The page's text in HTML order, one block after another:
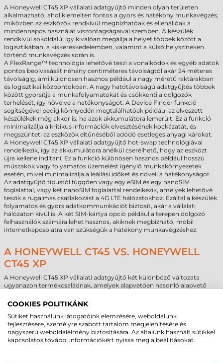
A Honeywell CT45 XP vállalati adatgyűjtő minden olyan területen
alkalmazható, ahol kiemelten fontos a gyors és hatékony munkavégzés,
miközben az eszközök rendkívül megbízhatóak és ellenállóak a
mindennapos használat viszontagságaival szemben. A készülék
rendkívül sokoldalú, így kiválóan megállja a helyét többek között a
logisztikában, a kiskereskedelemben, valamint a külső helyszíneken
történő munkavégzés során is.
A FlexRange™ technológia lehetővé teszi a vonalkódok és egyéb adatok
pontos beolvasását néhány centiméteres távolságtól akár 24 méteres
távolságig, ami különösen hasznos például a nagy méretű raktárakban
és logisztikai központokban. A nagy hatótávolságú adatgyűjtés többek
között gyorsítja a munkafolyamatokat és csökkenti a dolgozók
terhelését, így növelve a hatékonyságot. A Device Finder funkció
segítségével pedig könnyedén megtalálhatóak például az elveszett
készülékek még akkor is, ha azok akkumulátora lemerült. Ez a funkció
minimalizálja a kritikus információk elvesztésének kockázatát, és
megszünteti az eszközök eltűnéséből adódó esetleges anyagi károkat.
A Honeywell CT45 XP vállalati adatgyűjtő hot-swap technológiával
rendelkezik, így az akkumulátora anélkül cserélhető, hogy az eszközt
újra kellene indítani. Ez a funkció különösen hasznos például hosszú
műszakok vagy folyamatos üzemelést igénylő munkakörnyezetek
esetén, mivel minimalizálja a leállási időket és növeli a hatékonyságot.
Az adatgyűjtő típustól függően vagy egy eSIM és egy nanoSIM
foglalattal, vagy két nanoSIM foglalattal rendelkezik, amelyek lehetővé
teszik a rugalmas csatlakozást a 4G LTE hálózatokhoz. Ezáltal a készülék
folyamatos és gyors adatkommunikációt biztosít, akár a vállalati
hálózaton kívül is. A két SIM-kártya opció például a terepen dolgozó
felhasználók számára lehet hasznos, akiknek megbízható, mobil
internetkapcsolatra van szükségük a hatékony munkavégzéshez.
A HONEYWELL CT45 VS. HONEYWELL
CT45 XP
A Honeywell CT45 XP vállalati adatgyűjtő két különböző változata
ugyanazon termékcsaládnak, amelyek alapvetően hasonló alapvető
teljesítmény terén. Míg a Honeywell CT45 is széles spektrumban is
kiválóan megállja a helyét, a Honeywell CT45 XP még ennél is fejlettebb
funkciókkal és jobb teljesítménnyel rendelkezik, amelyek alkalmassá
teszik olyan helyzetekben, ahol például nagyobb teljesítményre,
magasabb adatátviteli sebességre, hosszabb akkumulátor-üzemidőre
van szükség, így a lehetséges felhasználási lehetőségek is tovább
COOKIES POLITIKÁNK
Sütiket használunk látogatóink elemzésére, weboldalunk
fejlesztésére, személyre szabott tartalom megjelenítésére és
nagyszerű weboldalélmény biztosítására. Az általunk használt sütikkel
kapcsolatos további információkért nyissa meg a beállításokat.